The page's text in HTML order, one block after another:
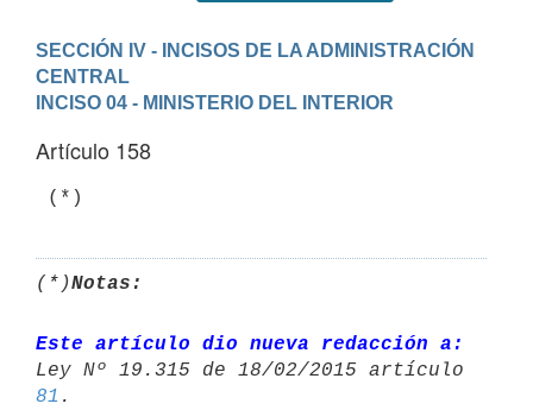
SECCIÓN IV - INCISOS DE LA ADMINISTRACIÓN
CENTRAL
INCISO 04 - MINISTERIO DEL INTERIOR
Artículo 158
(*)
(*)Notas:
Este artículo dio nueva redacción a:
81